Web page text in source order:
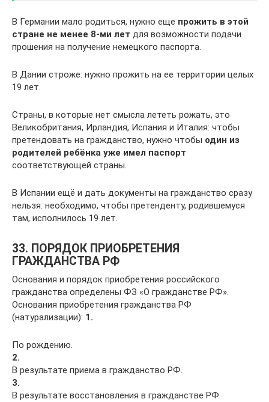
В Германии мало родиться, нужно еще прожить в этой
стране не менее 8-ми лет для возможности подачи
прошения на получение немецкого паспорта.
В Дании строже: нужно прожить на ее территории целых
19 лет.
Страны, в которые нет смысла лететь рожать, это
Великобритания, Ирландия, Испания и Италия: чтобы
претендовать на гражданство, нужно чтобы один из
родителей ребёнка уже имел паспорт
соответствующей страны.
В Испании ещё и дать документы на гражданство сразу
нельзя: необходимо, чтобы претенденту, родившемуся
там, исполнилось 19 лет.
33. ПОРЯДОК ПРИОБРЕТЕНИЯ
ГРАЖДАНСТВА РФ
Основания и порядок приобретения российского
гражданства определены ФЗ «О гражданстве РФ».
Основания приобретения гражданства РФ
(натурализации): 1.
По рождению.
2.
В результате приема в гражданство РФ.
3.
В результате восстановления в гражданстве РФ.